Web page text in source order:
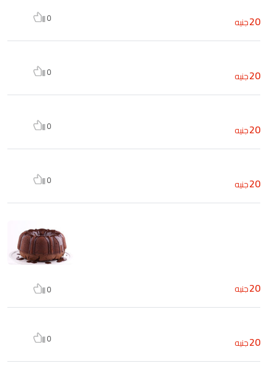
20جنيه 0
20جنيه 0
20جنيه 0
20جنيه 0
20جنيه 0
20جنيه 0